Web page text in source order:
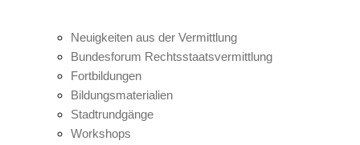
Neuigkeiten aus der Vermittlung
Bundesforum Rechtsstaatsvermittlung
Fortbildungen
Bildungsmaterialien
Stadtrundgänge
Workshops